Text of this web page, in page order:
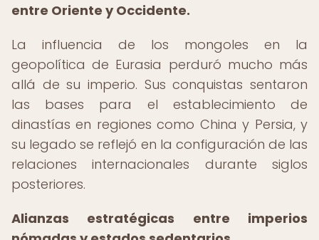
entre Oriente y Occidente.
La influencia de los mongoles en la
geopolítica de Eurasia perduró mucho más
allá de su imperio. Sus conquistas sentaron
las bases para el establecimiento de
dinastías en regiones como China y Persia, y
su legado se reflejó en la configuración de las
relaciones internacionales durante siglos
posteriores.
Alianzas estratégicas entre imperios